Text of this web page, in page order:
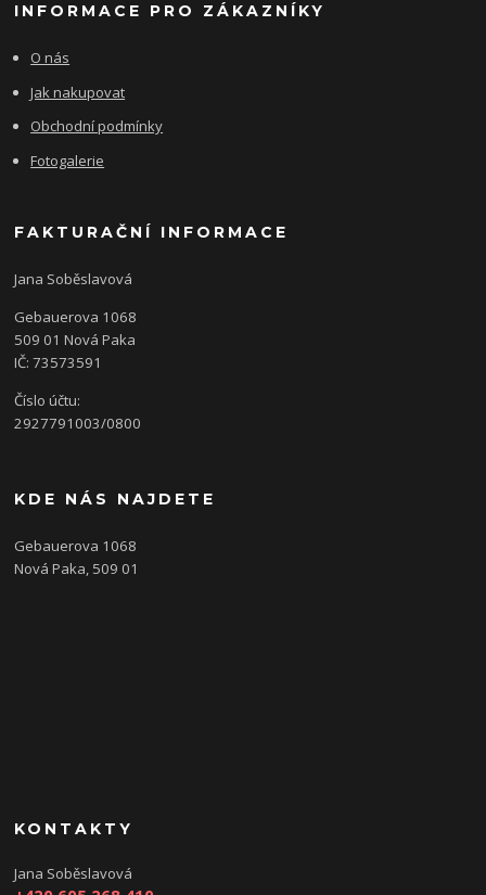
INFORMACE PRO ZÁKAZNÍKY
O nás
Jak nakupovat
Obchodní podmínky
Fotogalerie
FAKTURAČNÍ INFORMACE
Jana Soběslavová
Gebauerova 1068
509 01 Nová Paka
IČ: 73573591
Číslo účtu:
2927791003/0800
KDE NÁS NAJDETE
Gebauerova 1068
Nová Paka, 509 01
KONTAKTY
Jana Soběslavová